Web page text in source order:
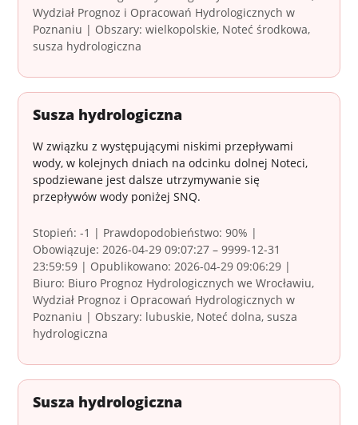
Wydział Prognoz i Opracowań Hydrologicznych w
Poznaniu | Obszary: wielkopolskie, Noteć środkowa,
susza hydrologiczna
Susza hydrologiczna
W związku z występującymi niskimi przepływami
wody, w kolejnych dniach na odcinku dolnej Noteci,
spodziewane jest dalsze utrzymywanie się
przepływów wody poniżej SNQ.
Stopień: -1 | Prawdopodobieństwo: 90% |
Obowiązuje: 2026-04-29 09:07:27 – 9999-12-31
23:59:59 | Opublikowano: 2026-04-29 09:06:29 |
Biuro: Biuro Prognoz Hydrologicznych we Wrocławiu,
Wydział Prognoz i Opracowań Hydrologicznych w
Poznaniu | Obszary: lubuskie, Noteć dolna, susza
hydrologiczna
Susza hydrologiczna